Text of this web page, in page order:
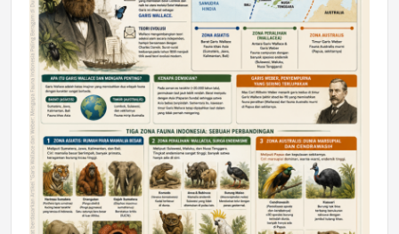
Jumat, 10 Jul 2026 19:01